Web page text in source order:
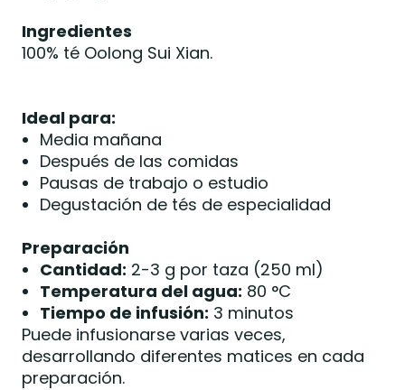
Ingredientes
100% té Oolong Sui Xian.
Ideal para:
Media mañana
Después de las comidas
Pausas de trabajo o estudio
Degustación de tés de especialidad
Preparación
Cantidad: 2-3 g por taza (250 ml)
Temperatura del agua: 80 °C
Tiempo de infusión: 3 minutos
Puede infusionarse varias veces,
desarrollando diferentes matices en cada
preparación.